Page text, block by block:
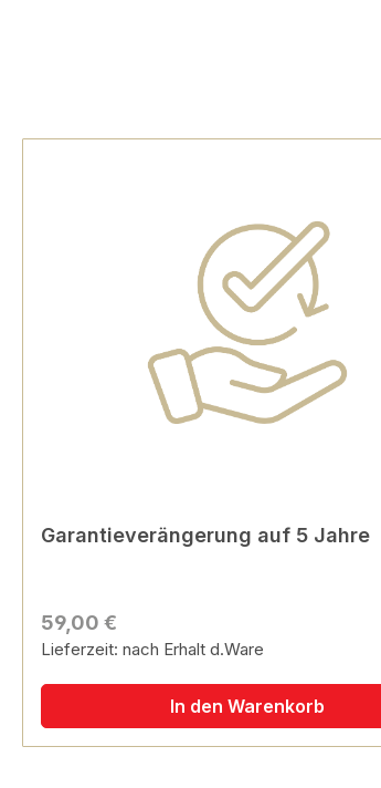
Garantieverängerung auf 5 Jahre
59,00 €
Lieferzeit: nach Erhalt d.Ware
In den Warenkorb